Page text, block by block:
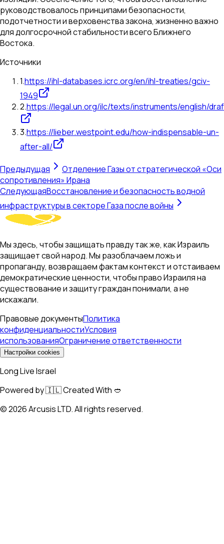
руководствовалось принципами безопасности,
подотчетности и верховенства закона, жизненно важно
для долгосрочной стабильности всего Ближнего
Востока.
Источники
1.https://ihl-databases.icrc.org/en/ihl-treaties/gciv-
1949
2.https://legal.un.org/ilc/texts/instruments/english/
3.https://lieber.westpoint.edu/how-indispensable-un-
after-all/
Предыдущая
Отделение Газы от стратегической «Оси
сопротивления» Ирана
СледующаяВосстановление и безопасность водной
инфраструктуры в секторе Газа после войны
Мы здесь, чтобы защищать правду так же, как Израиль
защищает свой народ. Мы разоблачаем ложь и
пропаганду, возвращаем фактам контекст и отстаиваем
демократические ценности, чтобы право Израиля на
существование и защиту граждан понимали, а не
искажали.
Правовые документыПолитика
конфиденциальностиУсловия
использованияОграничение ответственности
Настройки cookies
Long Live Israel
Powered by 🇮🇱 Created With 🥙
©2026Arcusis LTD. All rights reserved.